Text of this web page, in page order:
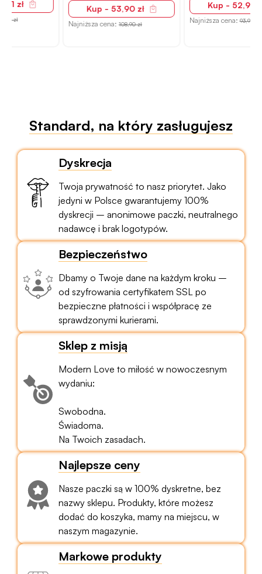
Kup - 53,90 zł
Najniższa cena: 108,90 zł
Kup - 52,90 zł
Najniższa cena: 93,90 zł
Standard, na który zasługujesz
Dyskrecja
Twoja prywatność to nasz priorytet. Jako
jedyni w Polsce gwarantujemy 100%
dyskrecji – anonimowe paczki, neutralnego
nadawcę i brak logotypów.
Bezpieczeństwo
Dbamy o Twoje dane na każdym kroku –
od szyfrowania certyfikatem SSL po
bezpieczne płatności i współpracę ze
sprawdzonymi kurierami.
Sklep z misją
Modern Love to miłość w nowoczesnym
wydaniu:
Swobodna.
Świadoma.
Na Twoich zasadach.
Najlepsze ceny
Nasze paczki są w 100% dyskretne, bez
nazwy sklepu. Produkty, które możesz
dodać do koszyka, mamy na miejscu, w
naszym magazynie.
Markowe produkty